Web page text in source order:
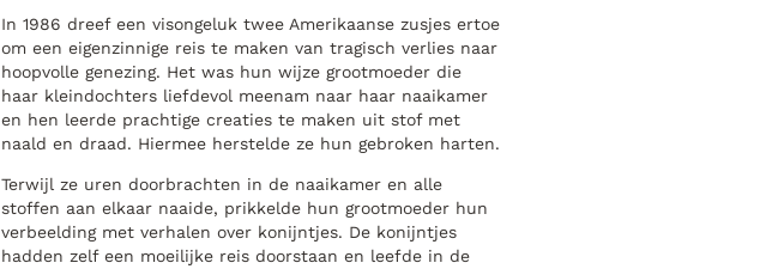
In 1986 dreef een visongeluk twee Amerikaanse zusjes ertoe
om een ​​eigenzinnige reis te maken van tragisch verlies naar
hoopvolle genezing. Het was hun wijze grootmoeder die
haar kleindochters liefdevol meenam naar haar naaikamer
en hen leerde prachtige creaties te maken uit stof met
naald en draad. Hiermee herstelde ze hun gebroken harten.
Terwijl ze uren doorbrachten in de naaikamer en alle
stoffen aan elkaar naaide, prikkelde hun grootmoeder hun
verbeelding met verhalen over konijntjes. De konijntjes
hadden zelf een moeilijke reis doorstaan en leefde in de